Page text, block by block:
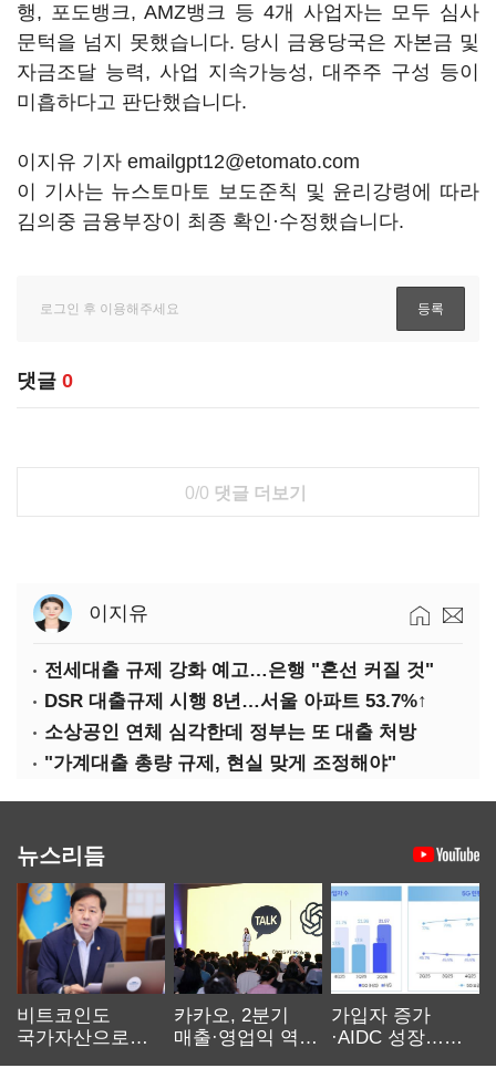
행, 포도뱅크, AMZ뱅크 등 4개 사업자는 모두 심사
문턱을 넘지 못했습니다. 당시 금융당국은 자본금 및
자금조달 능력, 사업 지속가능성, 대주주 구성 등이
미흡하다고 판단했습니다.
이지유 기자 emailgpt12@etomato.com
이 기사는 뉴스토마토 보도준칙 및 윤리강령에 따라
김의중 금융부장이 최종 확인·수정했습니다.
댓글 0
0/0 댓글 더보기
이지유
전세대출 규제 강화 예고…은행 "혼선 커질 것"
DSR 대출규제 시행 8년…서울 아파트 53.7%↑
소상공인 연체 심각한데 정부는 또 대출 처방
"가계대출 총량 규제, 현실 맞게 조정해야"
뉴스리듬
비트코인도
국가자산으로…'
카카오, 2분기
매출·영업익 역대
가입자 증가
·AIDC 성장…